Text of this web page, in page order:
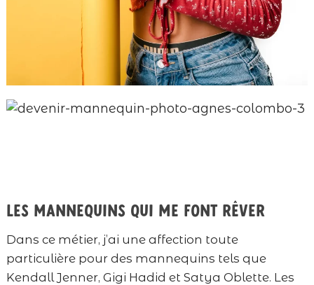
Les mannequins qui me font rêver
Dans ce métier, j’ai une affection toute
particulière pour des mannequins tels que
Kendall Jenner, Gigi Hadid et Satya Oblette. Les